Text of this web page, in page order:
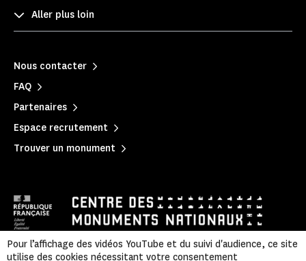
Aller plus loin
Nous contacter
FAQ
Partenaires
Espace recrutement
Trouver un monument
Pour l’affichage des vidéos YouTube et du suivi d'audience, ce site
utilise des cookies nécessitant votre consentement